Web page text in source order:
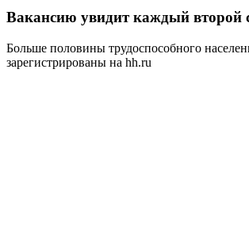
Вакансию увидит каждый второй
Больше половины трудоспособного
зарегистрированы на hh.ru